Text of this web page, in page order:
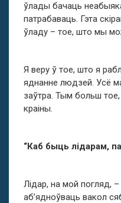
ўлады бачаць
патрабаваць. Гэта
ўладу – тое, што мы
Я веру ў тое, што я
яднанне людзей. Усё
заўтра. Тым больш
краіны.
“Каб быць лідарам,
Лідар, на мой погляд,
аб’ядноўваць вакол